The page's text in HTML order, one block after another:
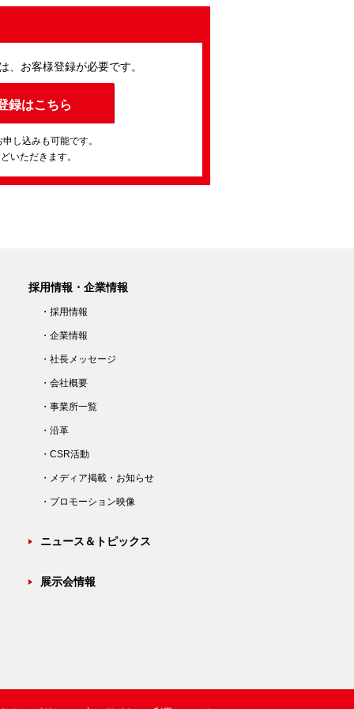
、お客様登録が必要です。
録はこちら
し込みも可能です。
いただきます。
採用情報・企業情報
・採用情報
・企業情報
・社長メッセージ
・会社概要
・事業所一覧
・沿革
・CSR活動
・メディア掲載・お知らせ
・プロモーション映像
ニュース＆トピックス
展示会情報